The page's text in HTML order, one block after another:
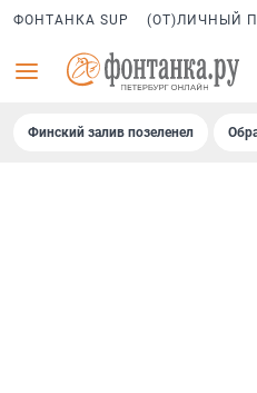
ФОНТАНКА SUP (ОТ)ЛИЧНЫЙ
Финский залив позеленел